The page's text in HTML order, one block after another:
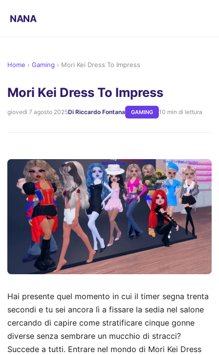
NANA
Home › Gaming › Mori Kei Dress To Impress
Mori Kei Dress To Impress
giovedì 7 agosto 2025Di Riccardo Fontana GAMING 10 min di lettura
Hai presente quel momento in cui il timer segna trenta
secondi e tu sei ancora lì a fissare la sedia nel salone
cercando di capire come stratificare cinque gonne
diverse senza sembrare un mucchio di stracci?
Succede a tutti. Entrare nel mondo di Mori Kei Dress